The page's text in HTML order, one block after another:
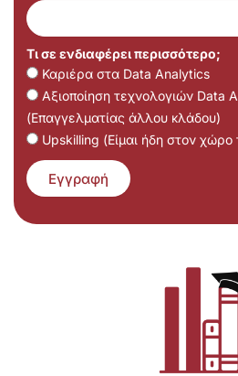
Τι σε ενδιαφέρει περισσότερο;
Καριέρα στα Data Analytics
Αξιοποίηση τεχνολογιών Data
(Επαγγελματίας άλλου κλάδου)
Upskilling (Είμαι ήδη στον
Εγγραφή